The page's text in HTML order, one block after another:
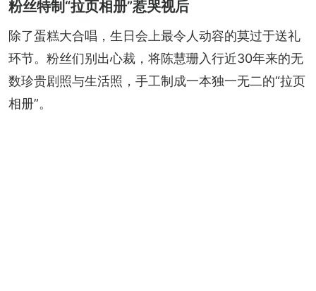
粉丝特制“拉页相册”惹哭视后
除了蛋糕大合唱，生日会上最令人动容的莫过于送礼
环节。粉丝们别出心裁，将陈慧珊入行近30年来的无
数珍贵剧照与生活照，手工制成一本独一无二的“拉页
相册”。